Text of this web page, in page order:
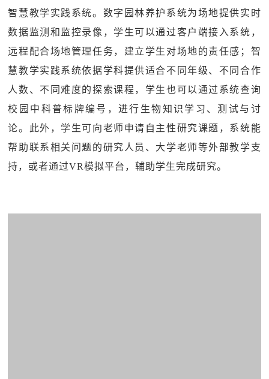
智慧教学实践系统。数字园林养护系统为场地提供实时
数据监测和监控录像，学生可以通过客户端接入系统，
远程配合场地管理任务，建立学生对场地的责任感；智
慧教学实践系统依据学科提供适合不同年级、不同合作
人数、不同难度的探索课程，学生也可以通过系统查询
校园中科普标牌编号，进行生物知识学习、测试与讨
论。此外，学生可向老师申请自主性研究课题，系统能
帮助联系相关问题的研究人员、大学老师等外部教学支
持，或者通过VR模拟平台，辅助学生完成研究。